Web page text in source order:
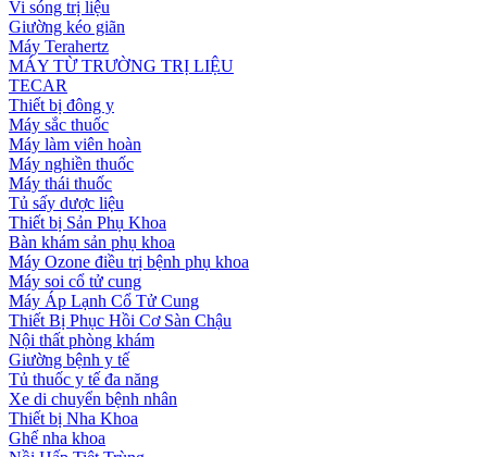
Vi sóng trị liệu
Giường kéo giãn
Máy Terahertz
MÁY TỪ TRƯỜNG TRỊ LIỆU
TECAR
Thiết bị đông y
Máy sắc thuốc
Máy làm viên hoàn
Máy nghiền thuốc
Máy thái thuốc
Tủ sấy dược liệu
Thiết bị Sản Phụ Khoa
Bàn khám sản phụ khoa
Máy Ozone điều trị bệnh phụ khoa
Máy soi cổ tử cung
Máy Áp Lạnh Cổ Tử Cung
Thiết Bị Phục Hồi Cơ Sàn Chậu
Nội thất phòng khám
Giường bệnh y tế
Tủ thuốc y tế đa năng
Xe di chuyển bệnh nhân
Thiết bị Nha Khoa
Ghế nha khoa